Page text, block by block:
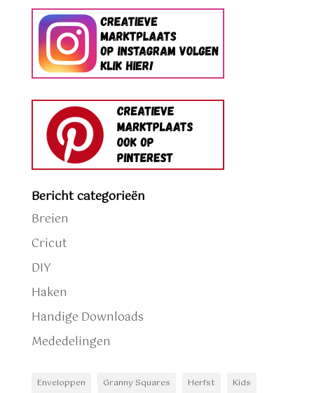
Bericht categorieën
Breien
Cricut
DIY
Haken
Handige Downloads
Mededelingen
Enveloppen Granny Squares Herfst
Kids